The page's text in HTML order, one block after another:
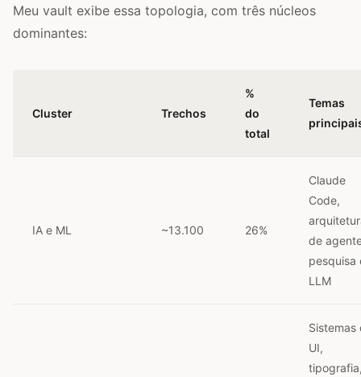
Meu vault exibe essa topologia, com três núcleos
dominantes:
Cluster Trechos
%
do
total
Temas
IA e ML ~13.100 26%
Claude
Code,
de
pesquisa
LLM
Sistemas
UI,